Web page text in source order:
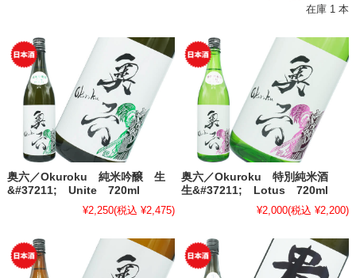
在庫 1 本
奥六／Okuroku 純米吟醸 生
&#37211; Unite 720ml
¥2,250(税込 ¥2,475)
奥六／Okuroku 特別純米酒
生&#37211; Lotus 720ml
¥2,000(税込 ¥2,200)